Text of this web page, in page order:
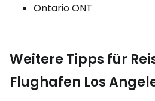
Ontario ONT
Weitere Tipps für
Flughafen Los